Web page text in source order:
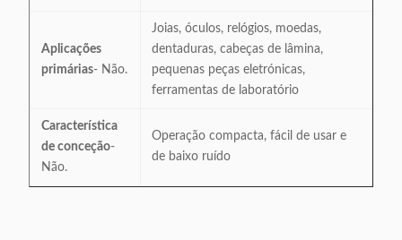
Aplicações
primárias- Não.
Joias, óculos, relógios, moedas,
dentaduras, cabeças de lâmina,
pequenas peças eletrónicas,
ferramentas de laboratório
Característica
de conceção-
Não.
Operação compacta, fácil de usar e
de baixo ruído